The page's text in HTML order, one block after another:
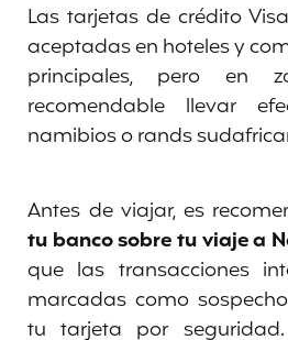
Las tarjetas de crédito
aceptadas en hoteles y
principales, pero en
recomendable llevar
namibios o rands
Antes de viajar, es
tu banco sobre tu viaje a
que las transacciones
marcadas como
tu tarjeta por